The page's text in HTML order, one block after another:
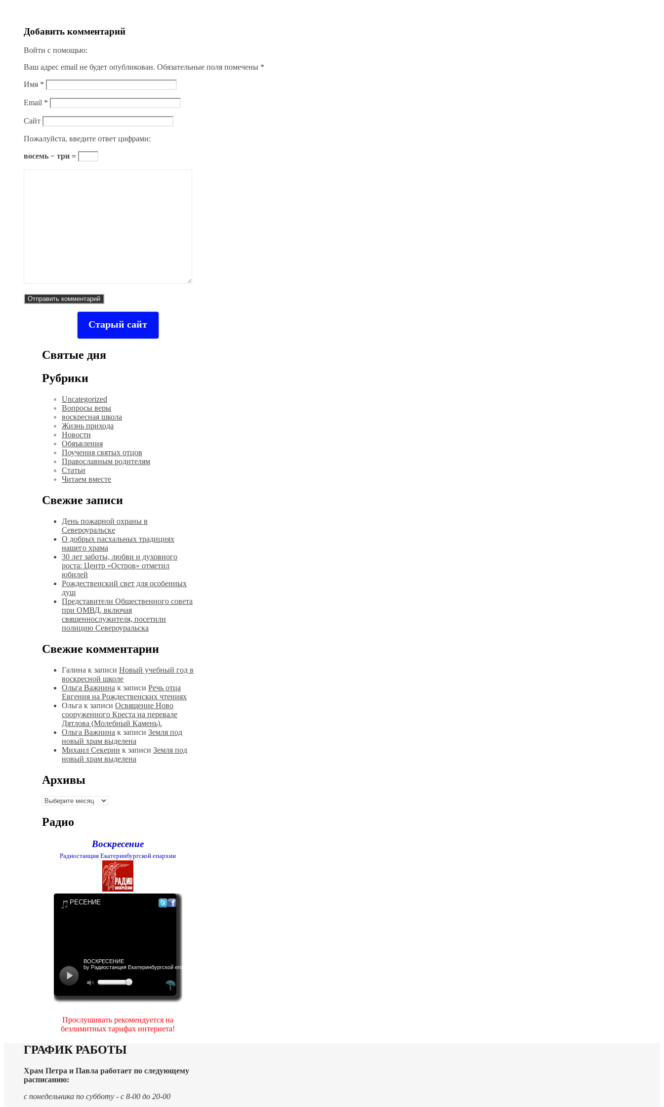
Добавить комментарий
Войти с помощью:
Ваш адрес email не будет опубликован. Обязательные поля помечены *
Имя *
Email *
Сайт
Пожалуйста, введите ответ цифрами:
восемь − три =
Старый сайт
Святые дня
Рубрики
Uncategorized
Вопросы веры
воскресная школа
Жизнь прихода
Новости
Обяъвления
Поучения святых отцов
Православным родителям
Статьи
Читаем вместе
Свежие записи
День пожарной охраны в
Североуральске
О добрых пасхальных традициях
нашего храма
30 лет заботы, любви и духовного
роста: Центр «Остров» отметил
юбилей
Рождественский свет для особенных
душ
Представители Общественного совета
при ОМВД, включая
священнослужителя, посетили
полицию Североуральска
Свежие комментарии
Галина к записи Новый учебный год в
воскресной школе
Ольга Важнина к записи Речь отца
Евгения на Рождественских чтениях
Ольга к записи Освящение Ново
сооруженного Креста на перевале
Дятлова (Молебный Камень).
Ольга Важнина к записи Земля под
новый храм выделена
Михаил Секерин к записи Земля под
новый храм выделена
Архивы
Архивы
Радио
Воскресение
Радиостанция Екатеринбургской епархии
Прослушивать рекомендуется на
безлимитных тарифах интернета!
ГРАФИК РАБОТЫ
Храм Петра и Павла работает по следующему
расписанию:
с понедельника по субботу - с 8-00 до 20-00